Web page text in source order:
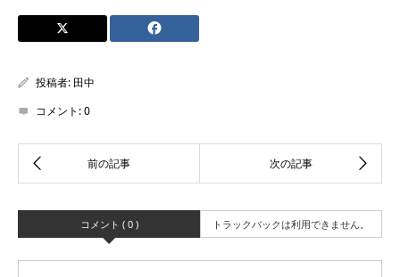
投稿者: 田中
コメント:0
コメント ( 0 ) トラックバックは利用できません。